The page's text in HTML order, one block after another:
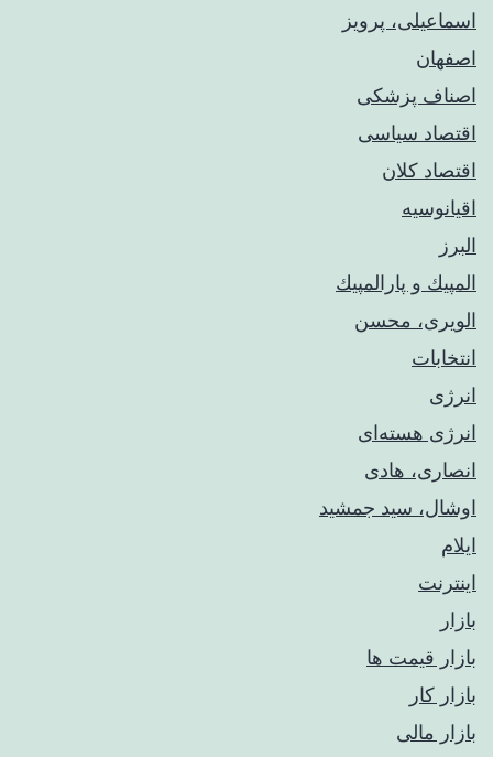
اسماعیلی، پرویز
اصفهان
اصناف پزشکی
اقتصاد سیاسی
اقتصاد کلان
اقیانوسیه
البرز
المپيك و پارالمپيك
الویری، محسن
انتخابات
انرژی
انرژی هسته‌ای
انصاری، هادی
اوشال، سید جمشید
ایلام
اینترنت
بازار
بازار قیمت ها
بازار کار
بازار مالی